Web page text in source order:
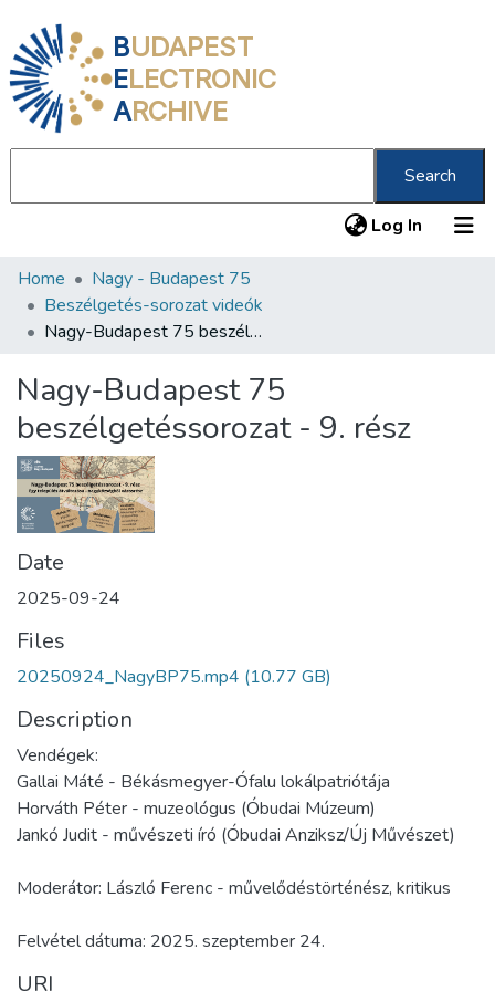
BUDAPEST
ELECTRONIC
ARCHIVE
Search
Log In (current)
Communities & Collections
All of DSpace
About us
Home
Nagy - Budapest 75
Beszélgetés-sorozat videók
Nagy-Budapest 75 beszélgetéssorozat - 9. rész
Nagy-Budapest 75
beszélgetéssorozat - 9. rész
Date
2025-09-24
Files
20250924_NagyBP75.mp4 (10.77 GB)
Description
Vendégek:
Gallai Máté - Békásmegyer-Ófalu lokálpatriótája
Horváth Péter - muzeológus (Óbudai Múzeum)
Jankó Judit - művészeti író (Óbudai Anziksz/Új Művészet)
Moderátor: László Ferenc - művelődéstörténész, kritikus
Felvétel dátuma: 2025. szeptember 24.
URI